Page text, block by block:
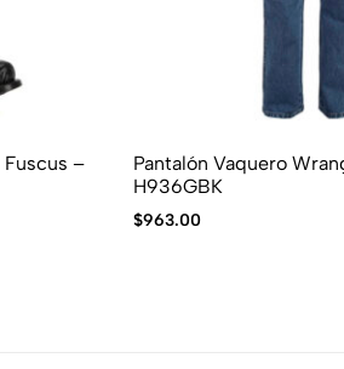
Fuscus –
Pantalón Vaquero
H936GBK
$963.00